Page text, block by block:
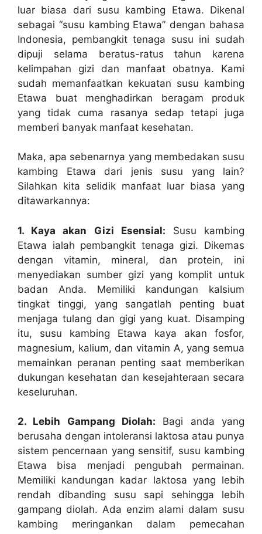
luar biasa dari susu kambing Etawa. Dikenal
sebagai “susu kambing Etawa” dengan bahasa
Indonesia, pembangkit tenaga susu ini sudah
dipuji selama beratus-ratus tahun karena
kelimpahan gizi dan manfaat obatnya. Kami
sudah memanfaatkan kekuatan susu kambing
Etawa buat menghadirkan beragam produk
yang tidak cuma rasanya sedap tetapi juga
memberi banyak manfaat kesehatan.
Maka, apa sebenarnya yang membedakan susu
kambing Etawa dari jenis susu yang lain?
Silahkan kita selidik manfaat luar biasa yang
ditawarkannya:
1. Kaya akan Gizi Esensial: Susu kambing
Etawa ialah pembangkit tenaga gizi. Dikemas
dengan vitamin, mineral, dan protein, ini
menyediakan sumber gizi yang komplit untuk
badan Anda. Memiliki kandungan kalsium
tingkat tinggi, yang sangatlah penting buat
menjaga tulang dan gigi yang kuat. Disamping
itu, susu kambing Etawa kaya akan fosfor,
magnesium, kalium, dan vitamin A, yang semua
memainkan peranan penting saat memberikan
dukungan kesehatan dan kesejahteraan secara
keseluruhan.
2. Lebih Gampang Diolah: Bagi anda yang
berusaha dengan intoleransi laktosa atau punya
sistem pencernaan yang sensitif, susu kambing
Etawa bisa menjadi pengubah permainan.
Memiliki kandungan kadar laktosa yang lebih
rendah dibanding susu sapi sehingga lebih
gampang diolah. Ada enzim alami dalam susu
kambing meringankan dalam pemecahan